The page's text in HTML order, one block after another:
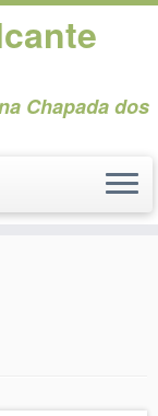
Chapada dos